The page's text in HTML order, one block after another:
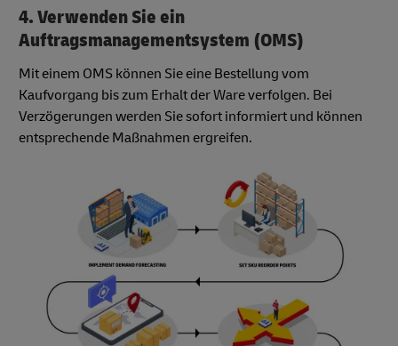
4. Verwenden Sie ein
Auftragsmanagementsystem (OMS)
Mit einem OMS können Sie eine Bestellung vom
Kaufvorgang bis zum Erhalt der Ware verfolgen. Bei
Verzögerungen werden Sie sofort informiert und können
entsprechende Maßnahmen ergreifen.